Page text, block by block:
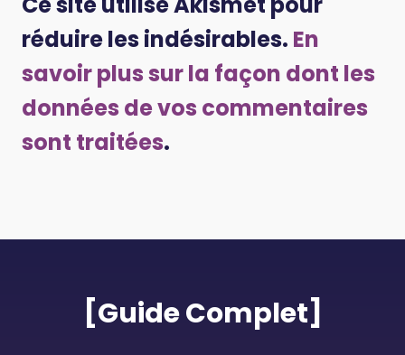
réduire les indésirables. En
savoir plus sur la façon dont les
données de vos commentaires
sont traitées.
[Guide Complet]